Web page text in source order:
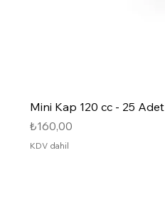
Mini Kap 120 cc - 25 Adet
Fiyat
₺160,00
KDV dahil